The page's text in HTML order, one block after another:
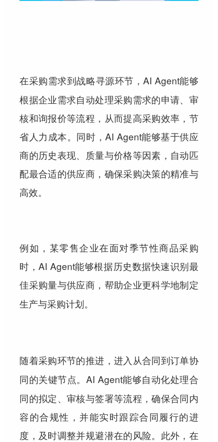
在采购需求到战略寻源环节 ，AI Agent能够
根据企业需求自动处理采购需求的申请、审
核和询报价等流程，从而提高采购效率，节
省人力成本。同时，AI Agent能够基于供应
商的历史表现、质量与价格等因素，自动匹
配最合适的供应商，确保采购决策的精准与
高效。
例如，某零售企业在面对季节性商品采购
时，AI Agent能够根据历史数据快速识别最
佳采购量与供应商，帮助企业更科学地制定
生产与采购计划。
随着采购环节的推进，进入从合同到订单协
同的关键节点。AI Agent能够自动化处理合
同的拟定、审核与签署等流程，确保合同内
容的合规性，并能实时跟踪合同履行的进
度，及时调整并规避潜在的风险。此外，在